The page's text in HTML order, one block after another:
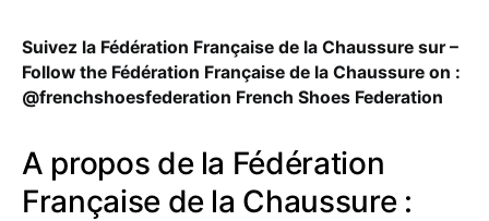
Suivez la Fédération Française de la Chaussure sur –
Follow the Fédération Française de la Chaussure on :
@frenchshoesfederation French Shoes Federation
A propos de la Fédération
Française de la Chaussure :